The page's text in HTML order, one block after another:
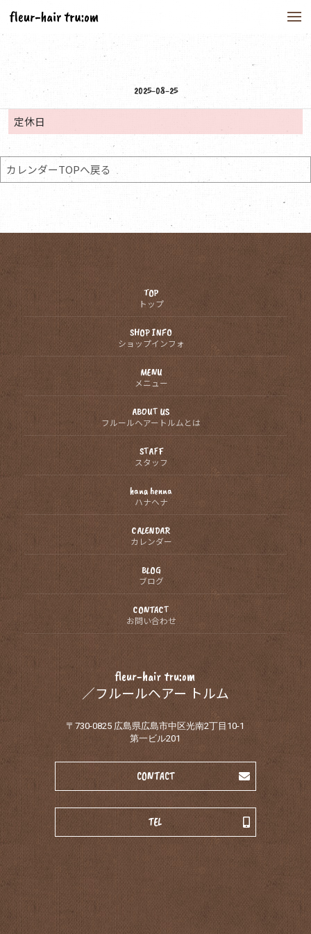
2025-08-25
定休日
カレンダーTOPへ戻る
TOP
トップ
SHOP INFO
ショップインフォ
MENU
メニュー
ABOUT US
フルールヘアートルムとは
STAFF
スタッフ
hana henna
ハナヘナ
CALENDAR
カレンダー
BLOG
ブログ
CONTACT
お問い合わせ
fleur-hair tru:om
／フルールヘアー トルム
〒730-0825 広島県広島市中区光南2丁目10-1
第一ビル201
CONTACT
TEL